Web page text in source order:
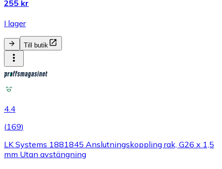
255 kr
I lager
Till butik
4.4
(169)
LK Systems 1881845 Anslutningskoppling rak, G26 x 1,5
mm Utan avstängning